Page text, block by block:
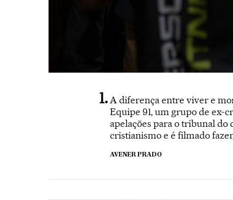
A diferença entre viver e
Equipe 91, um grupo de ex-
apelações para o tribunal
cristianismo e é filmado
AVENER PRADO